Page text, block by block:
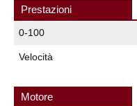
Prestazioni
0-100
Velocità
Motore